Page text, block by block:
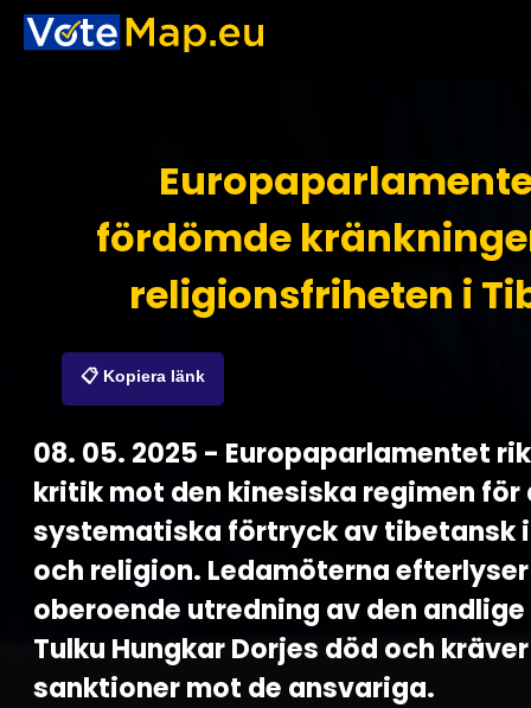
fördömde
religionsfriheten i
📋 Kopiera länk
08. 05. 2025 - Europaparlamentet
kritik mot den kinesiska regimen för
systematiska förtryck av tibetansk
och religion. Ledamöterna
oberoende utredning av den
Tulku Hungkar Dorjes död och kräver
sanktioner mot de ansvariga.